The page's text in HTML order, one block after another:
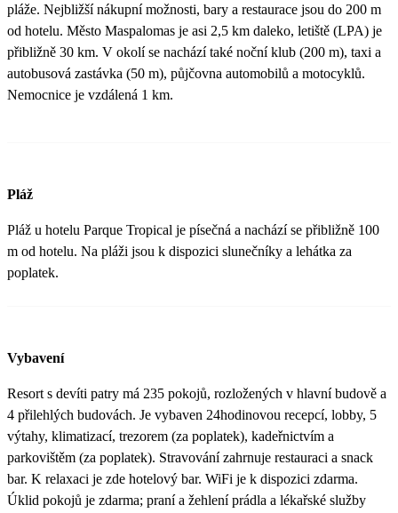
pláže. Nejbližší nákupní možnosti, bary a restaurace jsou do 200 m
od hotelu. Město Maspalomas je asi 2,5 km daleko, letiště (LPA) je
přibližně 30 km. V okolí se nachází také noční klub (200 m), taxi a
autobusová zastávka (50 m), půjčovna automobilů a motocyklů.
Nemocnice je vzdálená 1 km.
Pláž
Pláž u hotelu Parque Tropical je písečná a nachází se přibližně 100
m od hotelu. Na pláži jsou k dispozici slunečníky a lehátka za
poplatek.
Vybavení
Resort s devíti patry má 235 pokojů, rozložených v hlavní budově a
4 přilehlých budovách. Je vybaven 24hodinovou recepcí, lobby, 5
výtahy, klimatizací, trezorem (za poplatek), kadeřnictvím a
parkovištěm (za poplatek). Stravování zahrnuje restauraci a snack
bar. K relaxaci je zde hotelový bar. WiFi je k dispozici zdarma.
Úklid pokojů je zdarma; praní a žehlení prádla a lékařské služby